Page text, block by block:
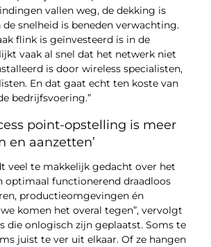
vallen weg, de dekking is
snelheid is beneden verwachting.
flink is geïnvesteerd is in de
vaak al snel dat het netwerk niet
is door wireless specialisten,
En dat gaat echt ten koste van
bedrijfsvoering.”
point-opstelling is meer
en aanzetten’
veel te makkelijk gedacht over het
optimaal functionerend draadloos
productieomgevingen én
komen het overal tegen”, vervolgt
die onlogisch zijn geplaatst. Soms te
juist te ver uit elkaar. Of ze hangen